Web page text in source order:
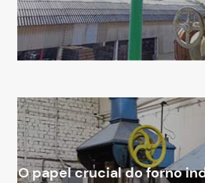
O papel crucial do forno